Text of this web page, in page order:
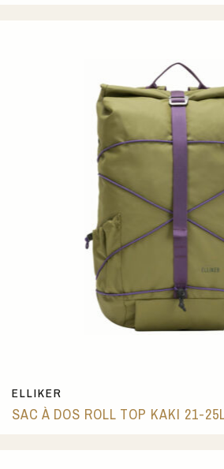
ELLIKER
SAC À DOS ROLL TOP KAKI 21-